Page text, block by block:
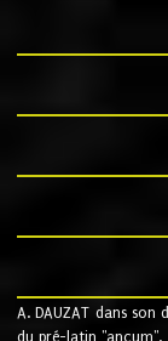
A. DAUZAT dans son
du pré-latin "ancum".